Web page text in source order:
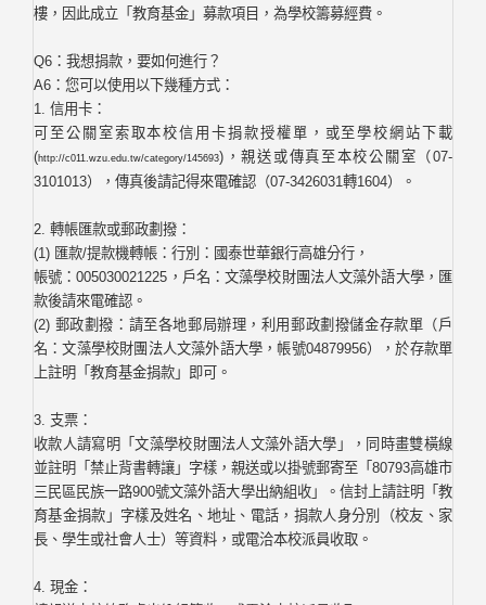
樓，因此成立「教育基金」募款項目，為學校籌募經費。
Q6：我想捐款，要如何進行？
A6：您可以使用以下幾種方式：
1. 信用卡：
可至公關室索取本校信用卡捐款授權單，或至學校網站下載
(http://c011.wzu.edu.tw/category/145693)，親送或傳真至本校公關室（07-
3101013），傳真後請記得來電確認（07-3426031轉1604）。
2. 轉帳匯款或郵政劃撥：
(1) 匯款/提款機轉帳：行別：國泰世華銀行高雄分行，
帳號：005030021225，戶名：文藻學校財團法人文藻外語大學，匯
款後請來電確認。
(2) 郵政劃撥：請至各地郵局辦理，利用郵政劃撥儲金存款單（戶
名：文藻學校財團法人文藻外語大學，帳號04879956），於存款單
上註明「教育基金捐款」即可。
3. 支票：
收款人請寫明「文藻學校財團法人文藻外語大學」，同時畫雙橫線
並註明「禁止背書轉讓」字樣，親送或以掛號郵寄至「80793高雄市
三民區民族一路900號文藻外語大學出納組收」。信封上請註明「教
育基金捐款」字樣及姓名、地址、電話，捐款人身分別（校友、家
長、學生或社會人士）等資料，或電洽本校派員收取。
4. 現金：